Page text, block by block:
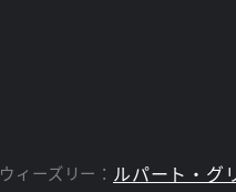
ィーズリー： ルパート・グ